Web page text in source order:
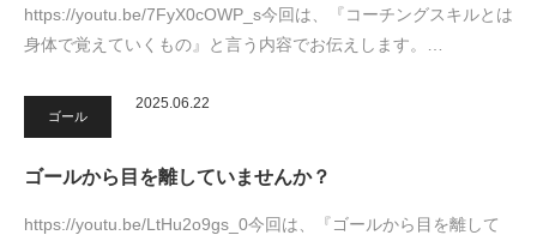
https://youtu.be/7FyX0cOWP_s今回は、『コーチングスキルとは
身体で覚えていくもの』と言う内容でお伝えします。…
ゴール
2025.06.22
ゴールから目を離していませんか？
https://youtu.be/LtHu2o9gs_0今回は、『ゴールから目を離して